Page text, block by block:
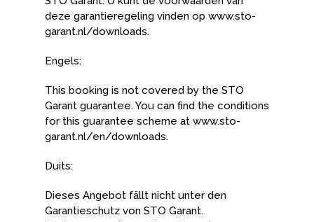
deze garantieregeling vinden op www.sto-
garant.nl/downloads.
Engels:
This booking is not covered by the STO
Garant guarantee. You can find the conditions
for this guarantee scheme at www.sto-
garant.nl/en/downloads.
Duits:
Dieses Angebot fällt nicht unter den
Garantieschutz von STO Garant.